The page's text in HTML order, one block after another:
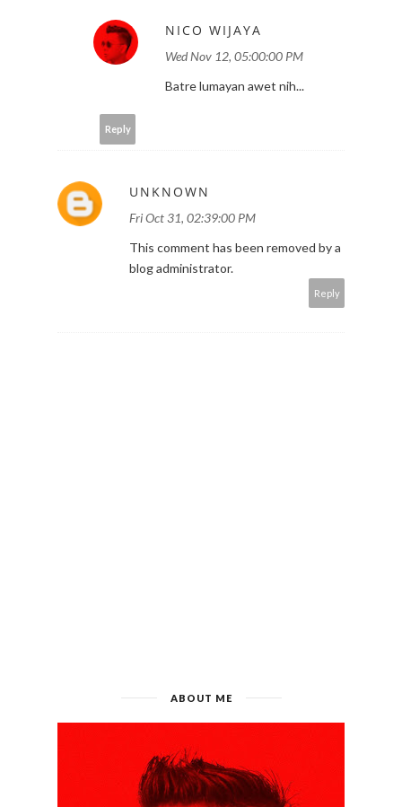
NICO WIJAYA
Wed Nov 12, 05:00:00 PM
Batre lumayan awet nih...
Reply
UNKNOWN
Fri Oct 31, 02:39:00 PM
This comment has been removed by a
blog administrator.
Reply
ABOUT ME